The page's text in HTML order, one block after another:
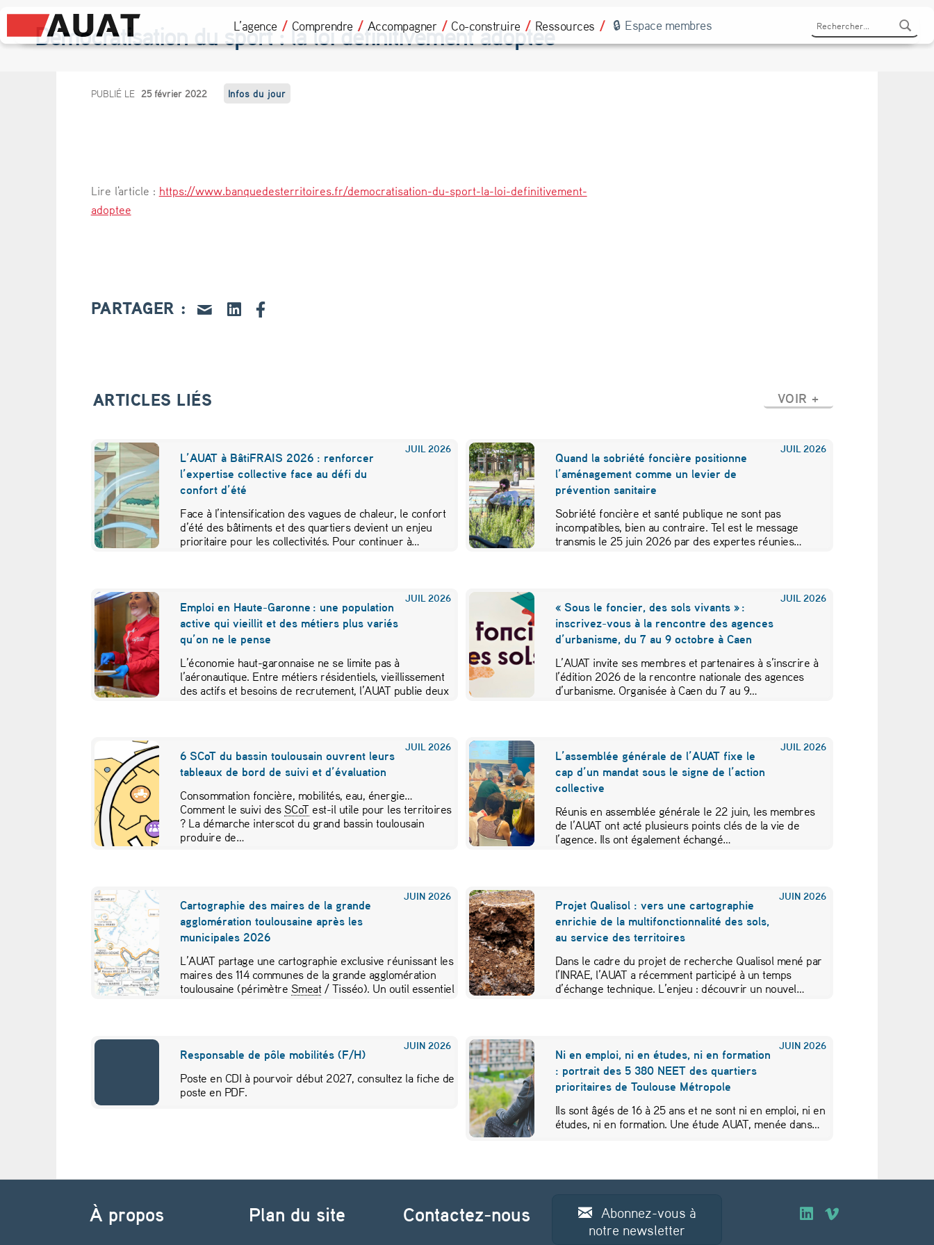
L’agence Comprendre Accompagner Co-construire Ressources Espace membres
Démocratisation du sport : la loi définitivement adoptée
D
o
c
t
a
i
o
n
d
s
p
o
r
:
a
l
i
d
é
f
n
t
v
e
m
PUBLIÉ LE 25 février 2022 Infos du jour
Lire l'article : https://www.banquedesterritoires.fr/democratisation-du-sport-la-loi-definitivement-
adoptee
PARTAGER :
ARTICLES LIÉS VOIR +
JUIL 2026
L’AUAT à BâtiFRAIS 2026 : renforcer
l’expertise collective face au défi du
confort d’été
Face à l’intensification des vagues de chaleur, le confort
d’été des bâtiments et des quartiers devient un enjeu
prioritaire pour les collectivités. Pour continuer à…
JUIL 2026
Quand la sobriété foncière positionne
l’aménagement comme un levier de
prévention sanitaire
Sobriété foncière et santé publique ne sont pas
incompatibles, bien au contraire. Tel est le message
transmis le 25 juin 2026 par des expertes réunies…
JUIL 2026
Emploi en Haute-Garonne : une population
active qui vieillit et des métiers plus variés
qu’on ne le pense
L’économie haut-garonnaise ne se limite pas à
l’aéronautique. Entre métiers résidentiels, vieillissement
des actifs et besoins de recrutement, l’AUAT publie deux
JUIL 2026
« Sous le foncier, des sols vivants » :
inscrivez-vous à la rencontre des agences
d’urbanisme, du 7 au 9 octobre à Caen
L’AUAT invite ses membres et partenaires à s’inscrire à
l’édition 2026 de la rencontre nationale des agences
d’urbanisme. Organisée à Caen du 7 au 9…
JUIL 2026
6 SCoT du bassin toulousain ouvrent leurs
tableaux de bord de suivi et d’évaluation
Consommation foncière, mobilités, eau, énergie…
Comment le suivi des SCoT est-il utile pour les territoires
? La démarche interscot du grand bassin toulousain
produire de…
JUIL 2026
L’assemblée générale de l’AUAT fixe le
cap d’un mandat sous le signe de l’action
collective
Réunis en assemblée générale le 22 juin, les membres
de l’AUAT ont acté plusieurs points clés de la vie de
l’agence. Ils ont également échangé…
JUIN 2026
Cartographie des maires de la grande
agglomération toulousaine après les
municipales 2026
L’AUAT partage une cartographie exclusive réunissant les
maires des 114 communes de la grande agglomération
toulousaine (périmètre Smeat/ Tisséo). Un outil essentiel
JUIN 2026
Projet Qualisol : vers une cartographie
enrichie de la multifonctionnalité des sols,
au service des territoires
Dans le cadre du projet de recherche Qualisol mené par
l’INRAE, l’AUAT a récemment participé à un temps
d’échange technique. L’enjeu : découvrir un nouvel…
JUIN 2026
Responsable de pôle mobilités (F/H)
Poste en CDI à pourvoir début 2027, consultez la fiche de
poste en PDF.
JUIN 2026
Ni en emploi, ni en études, ni en formation
: portrait des 5 380 NEET des quartiers
prioritaires de Toulouse Métropole
Ils sont âgés de 16 à 25 ans et ne sont ni en emploi, ni en
études, ni en formation. Une étude AUAT, menée dans…
Navigation de l’article
À propos
Plan du site Contactez-nous
Abonnez-vous à
notre newsletter
O